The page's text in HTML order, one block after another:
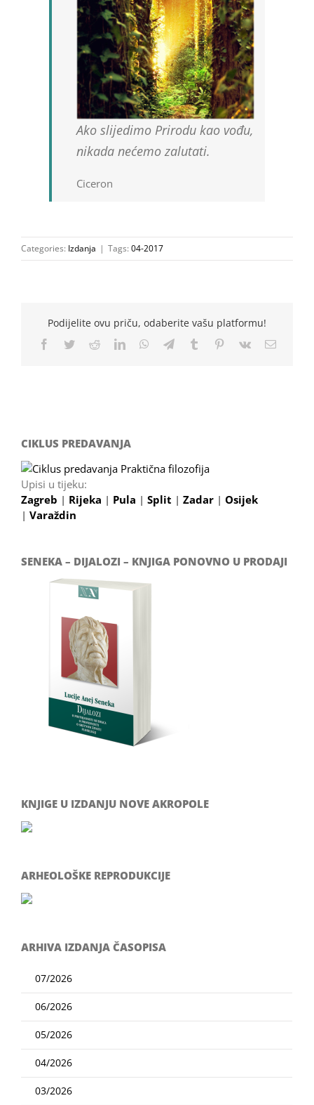
Ako slijedimo Prirodu kao vođu,
nikada nećemo zalutati.
Ciceron
Categories: Izdanja | Tags: 04-2017
Podijelite ovu priču, odaberite vašu platformu!
Facebook
TwitterRedditLinkedInWhatsApp
TelegramTumblr Pinterest
Vk Email
CIKLUS PREDAVANJA
Upisi u tijeku:
Zagreb | Rijeka | Pula | Split | Zadar | Osijek
| Varaždin
SENEKA – DIJALOZI – KNJIGA PONOVNO U PRODAJI
KNJIGE U IZDANJU NOVE AKROPOLE
ARHEOLOŠKE REPRODUKCIJE
ARHIVA IZDANJA ČASOPISA
07/2026
06/2026
05/2026
04/2026
03/2026